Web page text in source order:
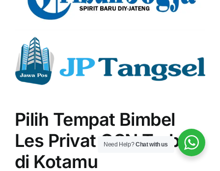
Pilih Tempat Bimbel
Les Privat OSN Terbaik
di Kotamu
Need Help?Chat with us